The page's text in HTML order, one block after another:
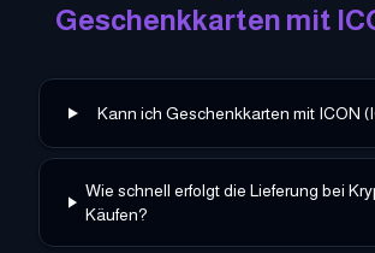
Geschenkkarten mit
Kann ich Geschenkkarten mit ICON
Wie schnell erfolgt die Lieferung bei
Käufen?